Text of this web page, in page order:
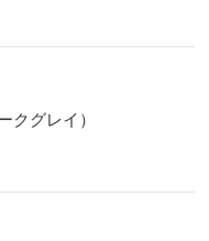
クグレイ）